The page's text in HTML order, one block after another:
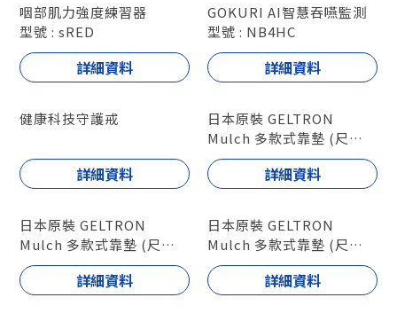
咽部肌力強度練習器
型號 : sRED
詳細資料
GOKURI AI智慧吞嚥監測
型號 : NB4HC
詳細資料
健康科技守護戒
詳細資料
日本原裝 GELTRON
Mulch 多款式靠墊 (尺寸L)
型號 : GTC-ML
詳細資料
日本原裝 GELTRON
Mulch 多款式靠墊 (尺寸
M)
型號 : GTC-MM
詳細資料
日本原裝 GELTRON
Mulch 多款式靠墊 (尺寸
S)
型號 : GTC-MS
詳細資料